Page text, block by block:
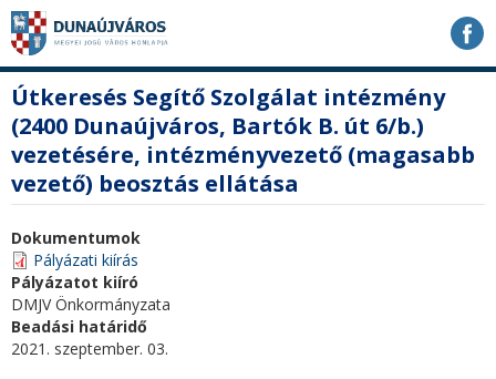
Ugrás
tartalomhoz
Ugrás
navigációhoz
Ugrás
kereséshez
a
honlapon
tartalom
Útkeresés Segítő Szolgálat intézmény
(2400 Dunaújváros, Bartók B. út 6/b.)
vezetésére, intézményvezető (magasabb
vezető) beosztás ellátása
Dokumentumok
Pályázati kiírás
Pályázatot kiíró
DMJV Önkormányzata
Beadási határidő
2021. szeptember. 03.